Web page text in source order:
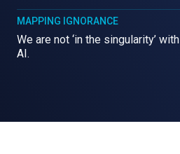
MAPPING IGNORANCE
We are not ‘in the singularity’ with
AI.